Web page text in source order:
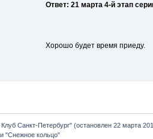
Ответ: 21 марта 4-й этап
Хорошо будет время приеду.
Санкт-Петербург" (остановлен 22 марта
"Снежное кольцо"